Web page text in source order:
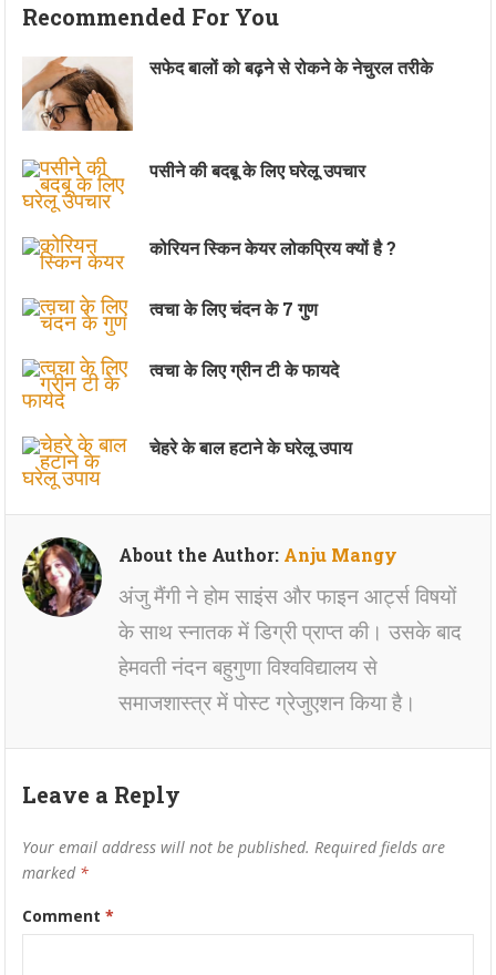
Recommended For You
सफेद बालों को बढ़ने से रोकने के नेचुरल तरीके
पसीने की बदबू के लिए घरेलू उपचार
कोरियन स्किन केयर लोकप्रिय क्यों है ?
त्वचा के लिए चंदन के 7 गुण
त्वचा के लिए ग्रीन टी के फायदे
चेहरे के बाल हटाने के घरेलू उपाय
About the Author: Anju Mangy
अंजु मैंगी ने होम साइंस और फाइन आर्ट्स विषयों
के साथ स्नातक में डिग्री प्राप्त की। उसके बाद
हेमवती नंदन बहुगुणा विश्वविद्यालय से
समाजशास्त्र में पोस्ट ग्रेजुएशन किया है।
Leave a Reply
Your email address will not be published. Required fields are
marked *
Comment*